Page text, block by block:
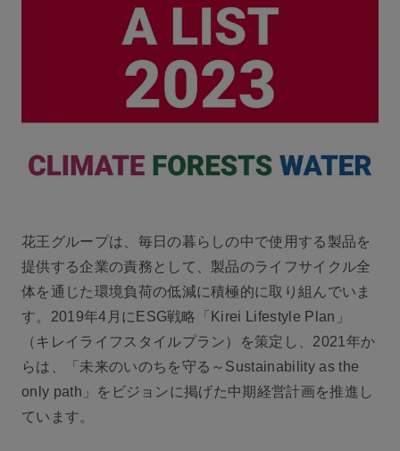
花王グループは、毎日の暮らしの中で使用する製品を
提供する企業の責務として、製品のライフサイクル全
体を通じた環境負荷の低減に積極的に取り組んでいま
す。2019年4月にESG戦略「Kirei Lifestyle Plan」
（キレイライフスタイルプラン）を策定し、2021年か
らは、「未来のいのちを守る～Sustainability as the
only path」をビジョンに掲げた中期経営計画を推進し
ています。